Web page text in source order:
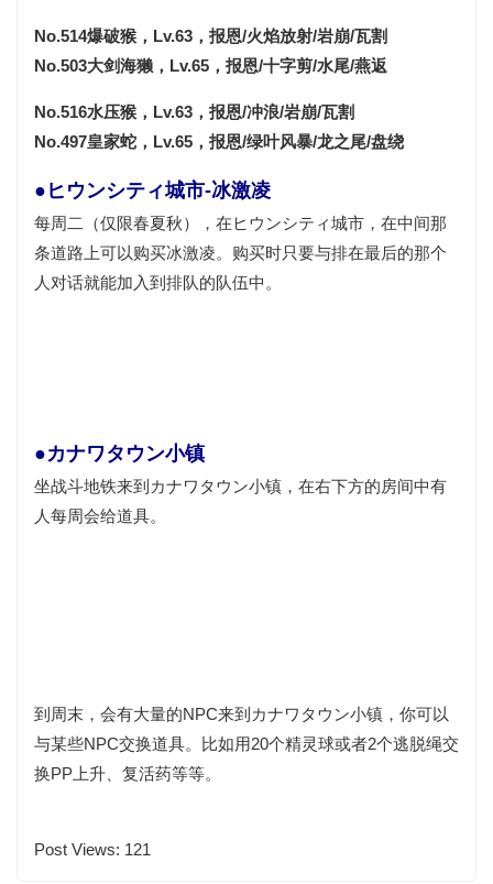
No.514爆破猴，Lv.63，报恩/火焰放射/岩崩/瓦割
No.503大剑海獭，Lv.65，报恩/十字剪/水尾/燕返
No.516水压猴，Lv.63，报恩/冲浪/岩崩/瓦割
No.497皇家蛇，Lv.65，报恩/绿叶风暴/龙之尾/盘绕
●ヒウンシティ城市-冰激凌
每周二（仅限春夏秋），在ヒウンシティ城市，在中间那
条道路上可以购买冰激凌。购买时只要与排在最后的那个
人对话就能加入到排队的队伍中。
●カナワタウン小镇
坐战斗地铁来到カナワタウン小镇，在右下方的房间中有
人每周会给道具。
到周末，会有大量的NPC来到カナワタウン小镇，你可以
与某些NPC交换道具。比如用20个精灵球或者2个逃脱绳交
换PP上升、复活药等等。
Post Views: 121